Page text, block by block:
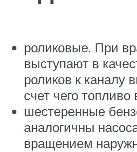
роликовые. При
выступают в
роликов к каналу
счет чего
шестеренные
аналогичны
вращением